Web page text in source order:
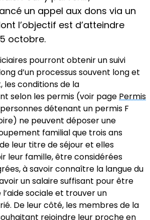
un appel aux dons via un
l’objectif est d’atteindre
octobre.
pourront obtenir un suivi
d’un processus souvent long et
les conditions de la
selon les permis (voir page Permis
personnes détenant un permis F
ne peuvent déposer une
familial que trois ans
leur titre de séjour et elles
leur famille, être considérées
à savoir connaître la langue du
un salaire suffisant pour être
sociale et trouver un
De leur côté, les membres de la
rejoindre leur proche en